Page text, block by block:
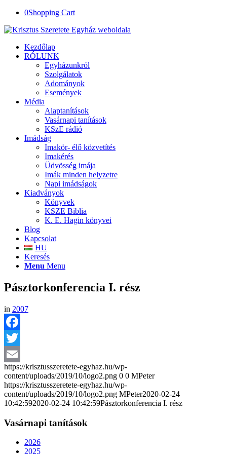
0Shopping Cart
Kezdőlap
RÓLUNK
Egyházunkról
Szolgálatok
Adományok
Események
Média
Alaptanítások
Vasárnapi tanítások
KSzE rádió
Imádság
Imakör- élő közvetítés
Imakérés
Üdvösség imája
Imák minden helyzetre
Napi imádságok
Kiadványok
Könyvek
KSZE Biblia
K. E. Hagin könyvei
Blog
Kapcsolat
HU
Keresés
Menu Menu
Pásztorkonferencia I. rész
in 2007
Facebook
Twitter
Email
https://krisztusszeretete-egyhaz.hu/wp-
content/uploads/2019/10/logo2.png 0 0 MPeter
https://krisztusszeretete-egyhaz.hu/wp-
content/uploads/2019/10/logo2.png MPeter2020-02-24
10:42:592020-02-24 10:42:59Pásztorkonferencia I. rész
Vasárnapi tanítások
2026
2025